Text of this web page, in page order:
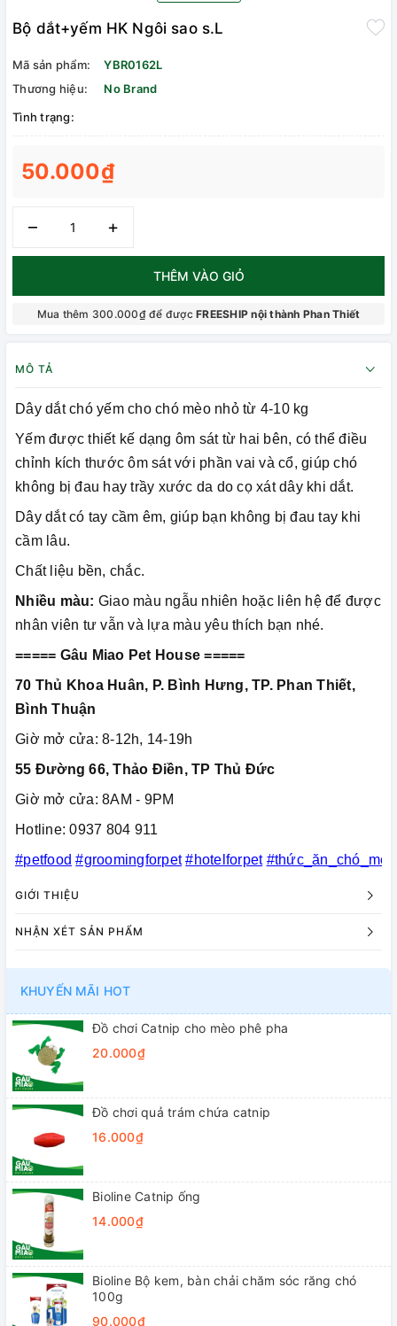
Bộ dắt+yếm HK Ngôi sao s.L
Mã sản phẩm:
YBR0162L
Thương hiệu:
No Brand
Tình trạng:
50.000₫
– +
THÊM VÀO GIỎ
Mua thêm 300.000₫ để đượcFREESHIP nội thành Phan Thiết
MÔ TẢ
Dây dắt chó yếm cho chó mèo nhỏ từ 4-10 kg
Yếm được thiết kế dạng ôm sát từ hai bên, có thể điều
chỉnh kích thước ôm sát với phần vai và cổ, giúp chó
không bị đau hay trầy xước da do cọ xát dây khi dắt.
Dây dắt có tay cầm êm, giúp bạn không bị đau tay khi
cầm lâu.
Chất liệu bền, chắc.
Nhiều màu: Giao màu ngẫu nhiên hoặc liên hệ để được
nhân viên tư vẫn và lựa màu yêu thích bạn nhé.
===== Gâu Miao Pet House =====
70 Thủ Khoa Huân, P. Bình Hưng, TP. Phan Thiết,
Bình Thuận
Giờ mở cửa: 8-12h, 14-19h
55 Đường 66, Thảo Điền, TP Thủ Đức
Giờ mở cửa: 8AM - 9PM
Hotline: 0937 804 911
#petfood #groomingforpet #hotelforpet #thức_ăn_chó_mèo
GIỚI THIỆU
NHẬN XÉT SẢN PHẨM
KHUYẾN MÃI HOT
Đồ chơi Catnip cho mèo phê pha
20.000₫
Đồ chơi quả trám chứa catnip
16.000₫
Bioline Catnip ống
14.000₫
Bioline Bộ kem, bàn chải chăm sóc răng chó
100g
90.000₫